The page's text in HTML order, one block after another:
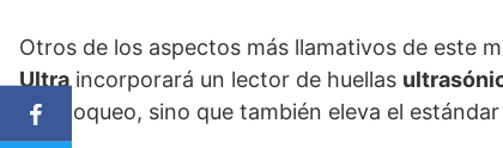
Otros de los aspectos más llamativos de este
Ultraincorporará un lector de huellas
desbloqueo, sino que también eleva el